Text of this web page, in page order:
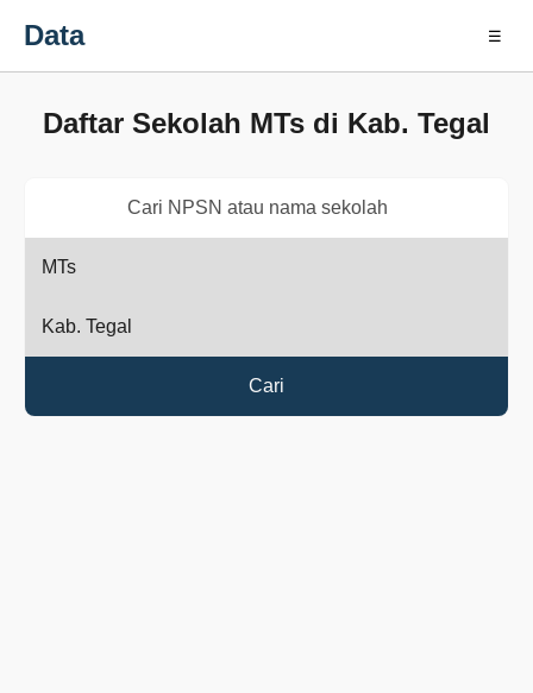
Data ☰
Daftar Sekolah MTs di Kab. Tegal
Cari